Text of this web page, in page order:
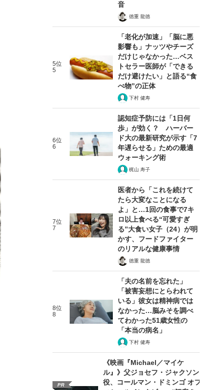
音
徳重 龍徳
5位
5
「老化が加速」「脳に悪
影響も」ナッツやチーズ
だけじゃなかった…ベス
トセラー医師が「できる
だけ避けたい」と語る“食
べ物”の正体
下村 健寿
6位
6
認知症予防には「1日何
歩」が効く？ ハーバー
ド大の最新研究が示す「7
年遅らせる」ための最適
ウォーキング術
梶山 寿子
7位
7
医者から「これを続けて
たら大変なことになる
よ」と…1回の食事で7キ
ロ以上食べる“可愛すぎ
る”大食い女子（24）が明
かす、フードファイター
のリアルな健康事情
徳重 龍徳
8位
8
「夫の名前を忘れた」
「被害妄想にとらわれて
いる」彼女は精神病では
なかった…脳みそを調べ
てわかった51歳女性の
「本当の病名」
下村 健寿
PR
《映画『Michael／マイケ
ル』》父ジョセフ・ジャクソン
役、コールマン・ドミンゴ オフ